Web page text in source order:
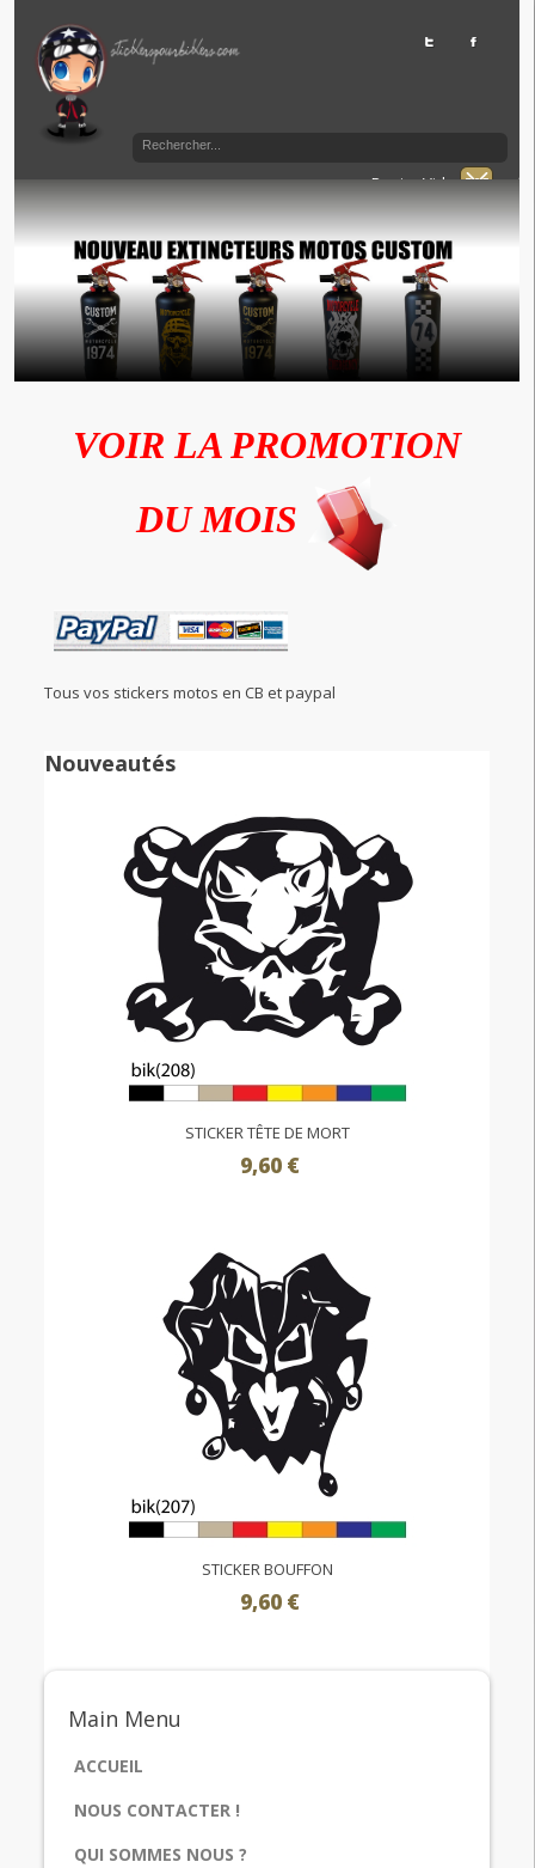
Panier Vide
VOIR LA PROMOTION
DU MOIS
Tous vos stickers motos en CB et paypal
Nouveautés
STICKER TÊTE DE MORT
9,60 €
STICKER BOUFFON
9,60 €
Main Menu
ACCUEIL
NOUS CONTACTER !
QUI SOMMES NOUS ?